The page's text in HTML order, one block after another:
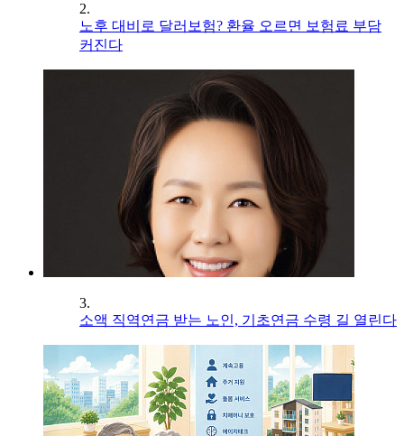
2.
노후 대비로 달러보험? 환율 오르면 보험료 부담
커진다
3.
소액 직역연금 받는 노인, 기초연금 수령 길 열린다